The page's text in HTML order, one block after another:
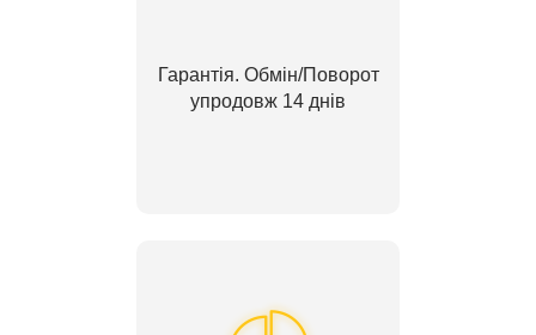
Гарантія. Обмін/Поворот
упродовж 14 днів